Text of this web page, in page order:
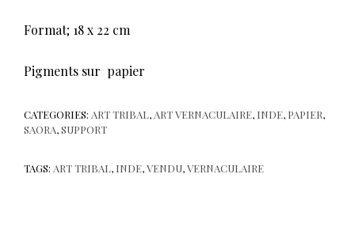
Format; 18 x 22 cm
Pigments sur papier
CATEGORIES: ART TRIBAL, ART VERNACULAIRE, INDE, PAPIER,
SAORA,SUPPORT
TAGS: ART TRIBAL, INDE,VENDU,VERNACULAIRE